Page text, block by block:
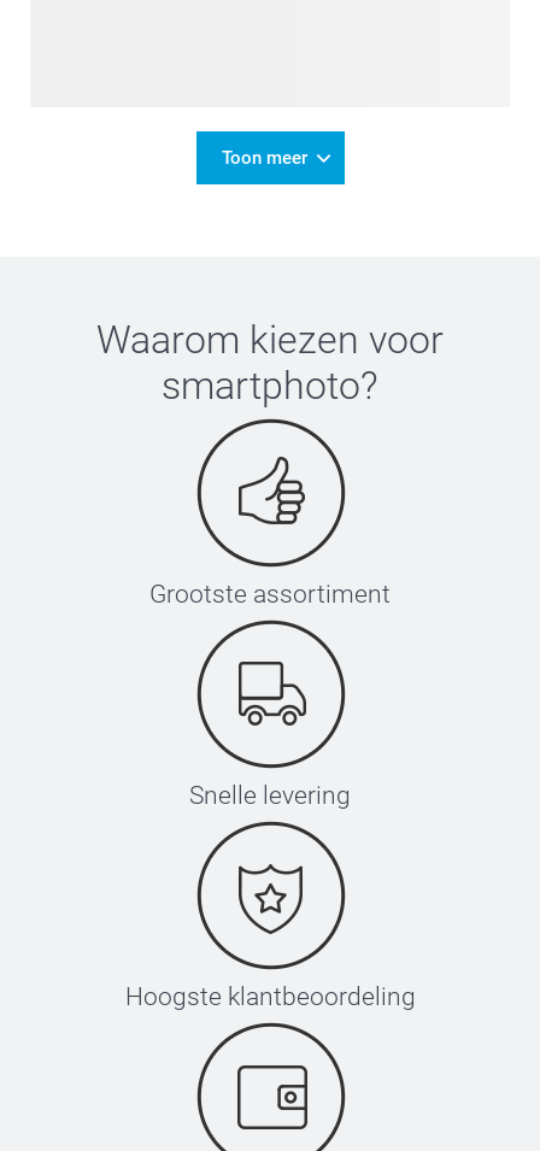
Toon meer
Waarom kiezen voor
smartphoto?
Grootste assortiment
Snelle levering
Hoogste klantbeoordeling